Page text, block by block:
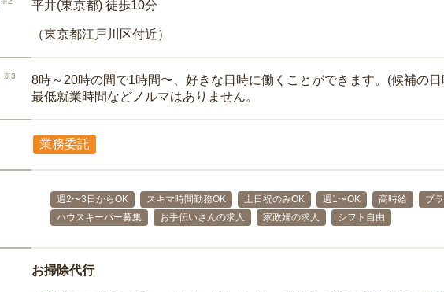
平井(東京都) 徒歩10分
（東京都江戸川区付近）
※3
8時～20時の間で1時間〜、好きな日時に働くことができます。(候補の
最低就業時間などノルマはありません。
業務委託
週2〜3日からOK スキマ時間勤務OK 土日祝のみOK 週1〜OK 高時給 ブ
ハウスキーパー募集
お手伝いさんの求人 家政婦の求人 シフト自由
お掃除代行